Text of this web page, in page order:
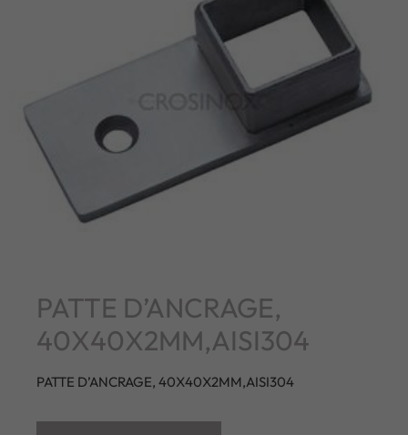
PATTE D’ANCRAGE,
40X40X2MM,AISI304
PATTE D’ANCRAGE, 40X40X2MM,AISI304